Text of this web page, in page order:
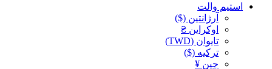
استیم والت
آرژانتین ($)
اوکراین ₴
تایوان (TWD)
ترکیه ($)
چین ¥